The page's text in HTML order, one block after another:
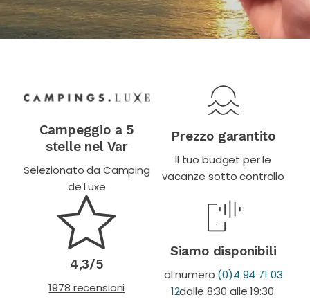
Campeggio a 5
stelle nel Var
Selezionato da Camping
de Luxe
Prezzo garantito
Il tuo budget per le
vacanze sotto controllo
4,3/5
1978 recensioni
Siamo disponibili
al numero (0)4 94 71 03
12dalle 8:30 alle 19:30.